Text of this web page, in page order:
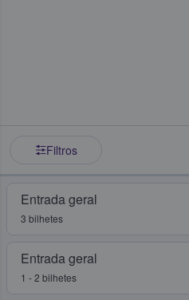
Filtros
Entrada geral
3 bilhetes
Entrada geral
1 - 2 bilhetes